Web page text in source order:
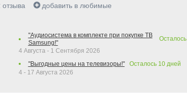
отзыва добавить в любимые
"Аудиосистема в комплекте при покупке ТВ
Samsung!"
Осталось
4 Августа - 1 Сентября 2026
"Выгодные цены на телевизоры!"
Осталось 10дней
4 - 17 Августа 2026